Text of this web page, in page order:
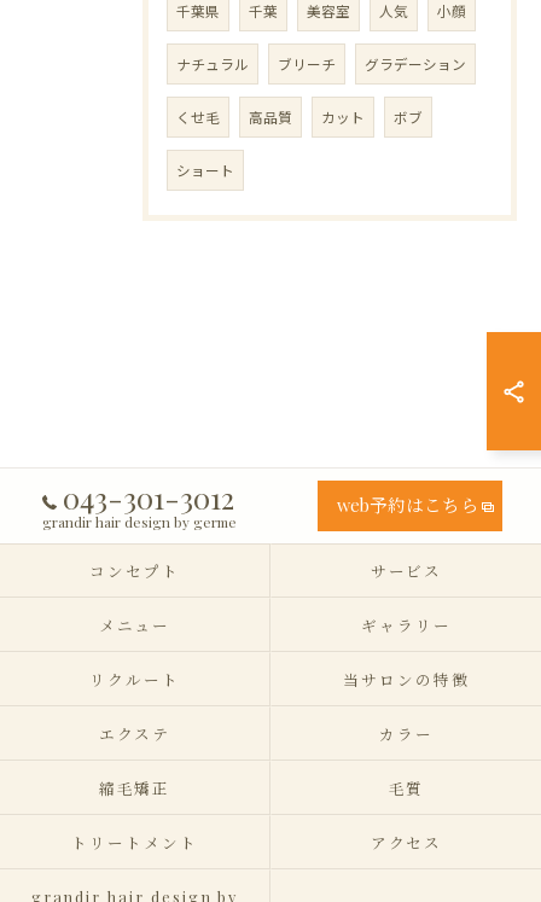
千葉県 千葉 美容室 人気 小顔
ナチュラル ブリーチ グラデーション
くせ毛 高品質 カット ボブ
ショート
043-301-3012
grandir hair design by germe
web予約はこちら
コンセプト サービス
メニュー ギャラリー
リクルート 当サロンの特徴
エクステ カラー
縮毛矯正 毛質
トリートメント アクセス
grandir hair design by